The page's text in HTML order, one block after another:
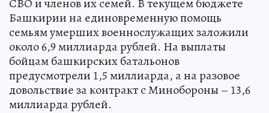
Башкирии на единовременную помощь
семьям умерших военнослужащих заложили
около 6,9 миллиарда рублей. На выплаты
бойцам башкирских батальонов
предусмотрели 1,5 миллиарда, а на разовое
довольствие за контракт с Минобороны – 13,6
миллиарда рублей.